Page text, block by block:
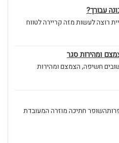
עבורך?
רוצה לעשות מזה קריירה לטווח
ומהירות סגר
חשיפה, הצמצם ומהירות
חתיכה מוזרה המעובדת